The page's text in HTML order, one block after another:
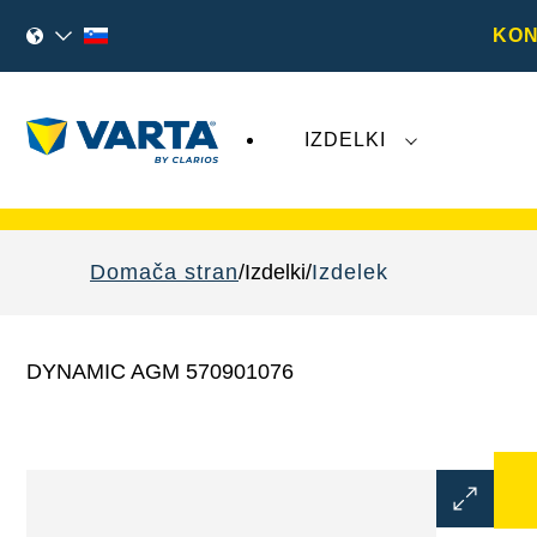
IZDELKI
Domača stran Izdelki Izdelek
DYNAMIC AGM 570901076
Odprite
dialogno